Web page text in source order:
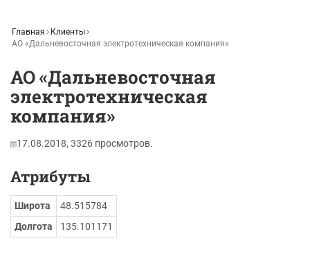
Главная
Клиенты
АО «Дальневосточная электротехническая компания»
АО «Дальневосточная
электротехническая
компания»
17.08.2018, 3326 просмотров.
Атрибуты
Широта
48.515784
Долгота
135.101171